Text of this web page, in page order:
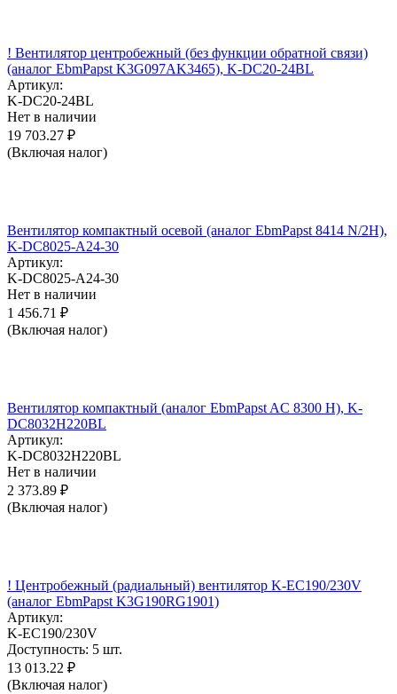
! Вентилятор центробежный (без функции обратной связи)
(аналог EbmPapst K3G097AK3465), K-DC20-24BL
Артикул:
K-DC20-24BL
Нет в наличии
19 703.27 ₽
(Включая налог)
Вентилятор компактный осевой (аналог EbmPapst 8414 N/2H),
K-DC8025-A24-30
Артикул:
K-DC8025-A24-30
Нет в наличии
1 456.71 ₽
(Включая налог)
Вентилятор компактный (аналог EbmPapst AC 8300 H), K-
DC8032H220BL
Артикул:
K-DC8032H220BL
Нет в наличии
2 373.89 ₽
(Включая налог)
! Центробежный (радиальный) вентилятор K-EC190/230V
(аналог EbmPapst K3G190RG1901)
Артикул:
K-EC190/230V
Доступность: 5 шт.
13 013.22 ₽
(Включая налог)